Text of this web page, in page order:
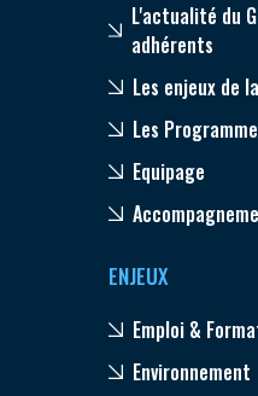
L'actualité du
adhérents
Les enjeux de
Les
Equipage
ENJEUX
Emploi &
Environnement